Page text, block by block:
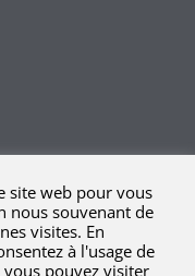
site web pour vous
nous souvenant de
visites. En
à l'usage de
vous pouvez visiter